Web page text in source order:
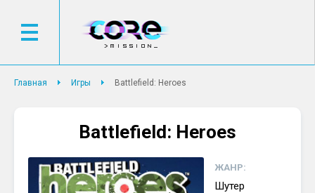
Главная Игры Battlefield: Heroes
Battlefield: Heroes
ЖАНР:
Шутер